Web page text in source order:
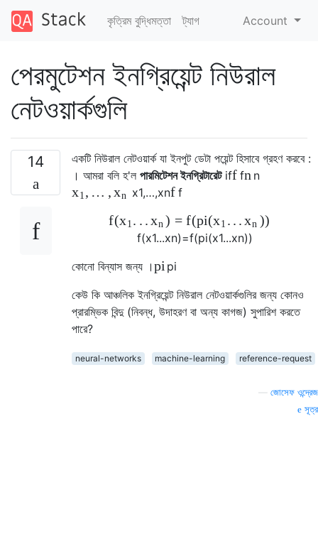
কৃত্রিম বুদ্ধিমত্তা ট্যাগ Account
পেরমুটেশন ইনগ্রিয়েন্ট নিউরাল
নেটওয়ার্কগুলি
14
একটি নিউরাল নেটওয়ার্ক যা ইনপুট ডেটা পয়েন্ট হিসাবে গ্রহণ করবে :
। আমরা বলি হ'ল পারমিটেশন ইনগ্রিটারেটiff fn n
x1 , … ,xn x1,…,xnf f
f(x1 . . .xn ) = f(pi(x1 . . . xn ))
f(x1...xn)=f(pi(x1...xn))
কোনো বিন্যাস জন্য । pi pi
কেউ কি আঞ্চলিক ইনগ্রিয়েন্ট নিউরাল নেটওয়ার্কগুলির জন্য কোনও
প্রারম্ভিক বিন্দু (নিবন্ধ, উদাহরণ বা অন্য কাগজ) সুপারিশ করতে
পারে?
neural-networks machine-learning reference-request
জোসেফ ওন্দ্রেজ
সূত্র